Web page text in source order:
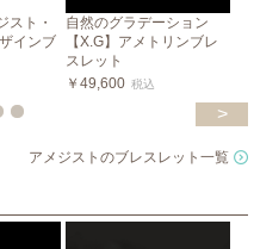
スト・
インブ
自然のグラデーション
【X.G】アメトリンブレ
スレット
￥49,600 税込
>
アメジストのブレスレット一覧